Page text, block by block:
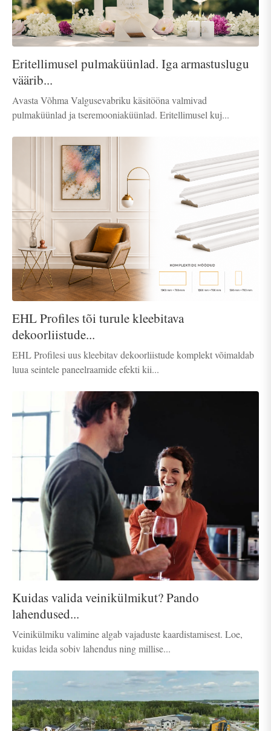
Eritellimusel pulmaküünlad. Iga armastuslugu
väärib...
Avasta Võhma Valgusevabriku käsitööna valmivad
pulmaküünlad ja tseremooniaküünlad. Eritellimusel kuj...
EHL Profiles tõi turule kleebitava
dekoorliistude...
EHL Profilesi uus kleebitav dekoorliistude komplekt võimaldab
luua seintele paneelraamide efekti kii...
Kuidas valida veinikülmikut? Pando
lahendused...
Veinikülmiku valimine algab vajaduste kaardistamisest. Loe,
kuidas leida sobiv lahendus ning millise...